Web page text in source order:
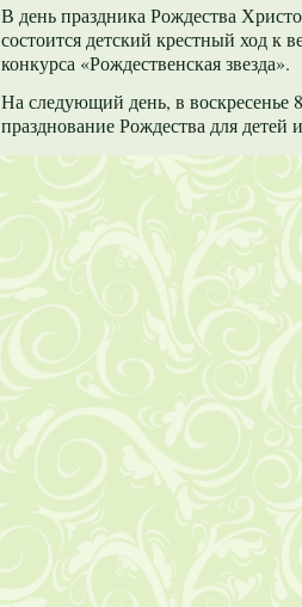
В день праздника Рождества
состоится детский крестный ход к
конкурса «Рождественская звезда».
На следующий день, в воскресенье
празднование Рождества для